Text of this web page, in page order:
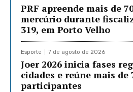
PRF apreende mais de
mercúrio durante
319, em Porto Velho
Esporte 7 de agosto de 2026
Joer 2026 inicia fases
cidades e reúne mais de
participantes